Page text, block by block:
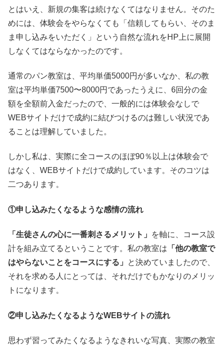
とはいえ、新規の集客は続けなくてはなりません。そのた
めには、体験会をやらなくても「信頼してもらい、そのま
ま申し込みをいただく」という自然な流れをHP上に展開
しなくてはならなかったのです。
通常のパン教室は、平均単価5000円が多いなか、私の教
室は平均単価7500〜8000円であったうえに、6回分の金
額を全額前入金だったので、一般的には体験会なしで
WEBサイトだけで成約に結びつけるのは難しい状況であ
ることは理解していました。
しかし私は、実際に全コースのほぼ90％以上は体験会で
はなく、WEBサイトだけで成約しています。そのコツは
二つあります。
①申し込みたくなるような感情の流れ
「生徒さんの心に一番刺さるメリット」
を軸に、コース設
計を組み立てるということです。私の教室は 「他の教室で
はやらないことをコースにする」
と決めていましたので、
それを求める人にとっては、それだけでもかなりのメリッ
トになります。
②申し込みたくなるようなWEBサイトの流れ
思わず習ってみたくなるようなきれいな写真、実際の教室